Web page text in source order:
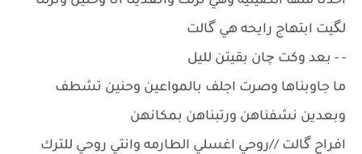
لگيت ابتهاج رايحه هي گالت
- - بعد وكت چان بقيتن لليل
ما جاوبناها وصرت اجلف بالمواعين وحنين تشطف
وبعدين نشفناهن ورتبناهن بمكانهن
افراح گالت //روحي اغسلي الطارمه وانتي روحي للترك